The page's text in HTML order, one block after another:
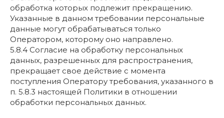
обработка которых подлежит прекращению.
Указанные в данном требовании персональные
данные могут обрабатываться только
Оператором, которому оно направлено.
5.8.4 Согласие на обработку персональных
данных, разрешенных для распространения,
прекращает свое действие с момента
поступления Оператору требования, указанного в
п. 5.8.3 настоящей Политики в отношении
обработки персональных данных.